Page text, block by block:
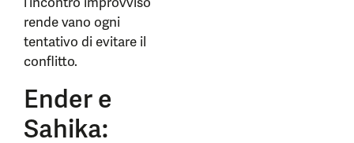
rende vano ogni
tentativo di evitare il
conflitto.
Ender e
Sahika: